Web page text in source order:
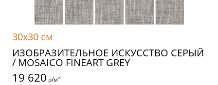
30x30 см
ИЗОБРАЗИТЕЛЬНОЕ ИСКУССТВО СЕРЫЙ
/ MOSAICO FINEART GREY
19 620 р/м2